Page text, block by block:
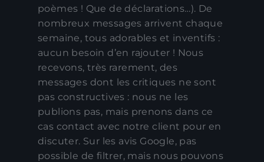
poèmes ! Que de déclarations…). De
nombreux messages arrivent chaque
semaine, tous adorables et inventifs :
aucun besoin d’en rajouter ! Nous
recevons, très rarement, des
messages dont les critiques ne sont
pas constructives : nous ne les
publions pas, mais prenons dans ce
cas contact avec notre client pour en
discuter. Sur les avis Google, pas
possible de filtrer, mais nous pouvons